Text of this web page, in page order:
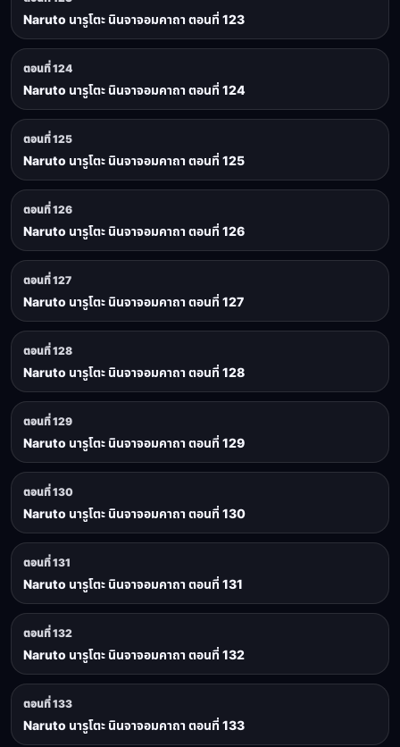
Naruto นารูโตะ นินจาจอมคาถา ตอนที่ 123
ตอนที่ 124
Naruto นารูโตะ นินจาจอมคาถา ตอนที่ 124
ตอนที่ 125
Naruto นารูโตะ นินจาจอมคาถา ตอนที่ 125
ตอนที่ 126
Naruto นารูโตะ นินจาจอมคาถา ตอนที่ 126
ตอนที่ 127
Naruto นารูโตะ นินจาจอมคาถา ตอนที่ 127
ตอนที่ 128
Naruto นารูโตะ นินจาจอมคาถา ตอนที่ 128
ตอนที่ 129
Naruto นารูโตะ นินจาจอมคาถา ตอนที่ 129
ตอนที่ 130
Naruto นารูโตะ นินจาจอมคาถา ตอนที่ 130
ตอนที่ 131
Naruto นารูโตะ นินจาจอมคาถา ตอนที่ 131
ตอนที่ 132
Naruto นารูโตะ นินจาจอมคาถา ตอนที่ 132
ตอนที่ 133
Naruto นารูโตะ นินจาจอมคาถา ตอนที่ 133